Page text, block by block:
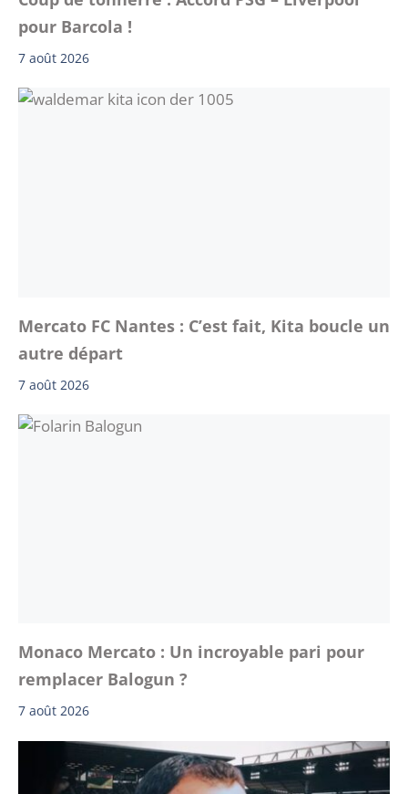
pour Barcola !
7 août 2026
Mercato FC Nantes : C’est fait, Kita boucle un
autre départ
7 août 2026
Monaco Mercato : Un incroyable pari pour
remplacer Balogun ?
7 août 2026